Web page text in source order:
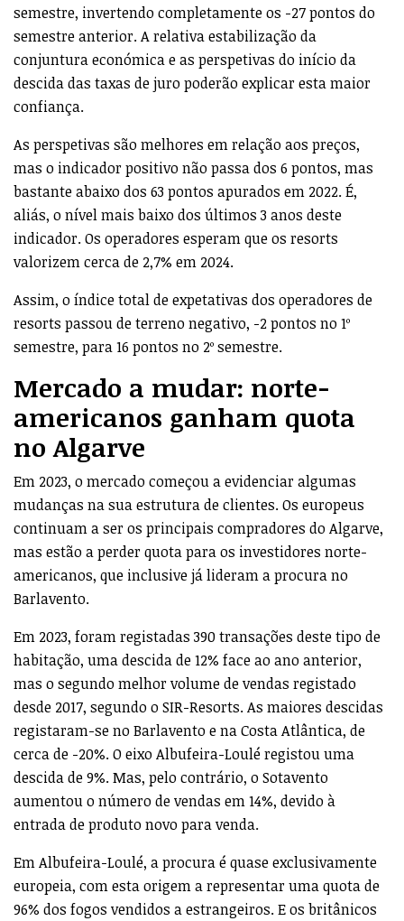
semestre, invertendo completamente os -27 pontos do
semestre anterior. A relativa estabilização da
conjuntura económica e as perspetivas do início da
descida das taxas de juro poderão explicar esta maior
confiança.
As perspetivas são melhores em relação aos preços,
mas o indicador positivo não passa dos 6 pontos, mas
bastante abaixo dos 63 pontos apurados em 2022. É,
aliás, o nível mais baixo dos últimos 3 anos deste
indicador. Os operadores esperam que os resorts
valorizem cerca de 2,7% em 2024.
Assim, o índice total de expetativas dos operadores de
resorts passou de terreno negativo, -2 pontos no 1º
semestre, para 16 pontos no 2º semestre.
Mercado a mudar: norte-
americanos ganham quota
no Algarve
Em 2023, o mercado começou a evidenciar algumas
mudanças na sua estrutura de clientes. Os europeus
continuam a ser os principais compradores do Algarve,
mas estão a perder quota para os investidores norte-
americanos, que inclusive já lideram a procura no
Barlavento.
Em 2023, foram registadas 390 transações deste tipo de
habitação, uma descida de 12% face ao ano anterior,
mas o segundo melhor volume de vendas registado
desde 2017, segundo o SIR-Resorts. As maiores descidas
registaram-se no Barlavento e na Costa Atlântica, de
cerca de -20%. O eixo Albufeira-Loulé registou uma
descida de 9%. Mas, pelo contrário, o Sotavento
aumentou o número de vendas em 14%, devido à
entrada de produto novo para venda.
Em Albufeira-Loulé, a procura é quase exclusivamente
europeia, com esta origem a representar uma quota de
96% dos fogos vendidos a estrangeiros. E os britânicos